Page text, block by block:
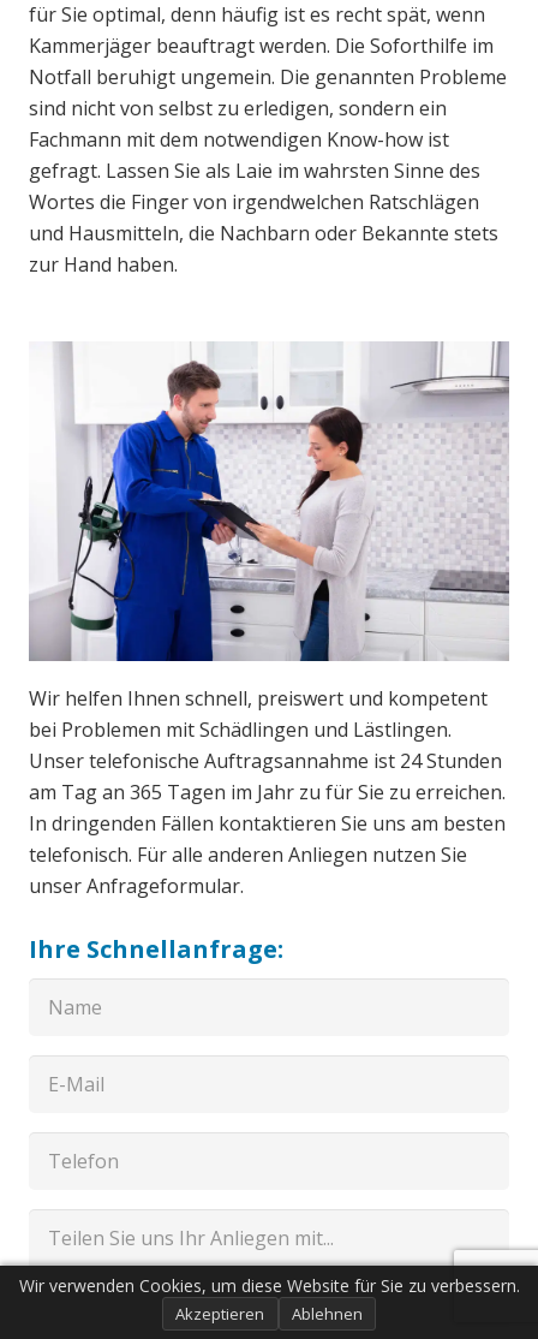
für Sie optimal, denn häufig ist es recht spät, wenn
Kammerjäger beauftragt werden. Die Soforthilfe im
Notfall beruhigt ungemein. Die genannten Probleme
sind nicht von selbst zu erledigen, sondern ein
Fachmann mit dem notwendigen Know-how ist
gefragt. Lassen Sie als Laie im wahrsten Sinne des
Wortes die Finger von irgendwelchen Ratschlägen
und Hausmitteln, die Nachbarn oder Bekannte stets
zur Hand haben.
Wir helfen Ihnen schnell, preiswert und kompetent
bei Problemen mit Schädlingen und Lästlingen.
Unser telefonische Auftragsannahme ist 24 Stunden
am Tag an 365 Tagen im Jahr zu für Sie zu erreichen.
In dringenden Fällen kontaktieren Sie uns am besten
telefonisch. Für alle anderen Anliegen nutzen Sie
unser Anfrageformular.
Ihre Schnellanfrage:
Wir verwenden Cookies, um diese Website für Sie zu verbessern.
Akzeptieren Ablehnen